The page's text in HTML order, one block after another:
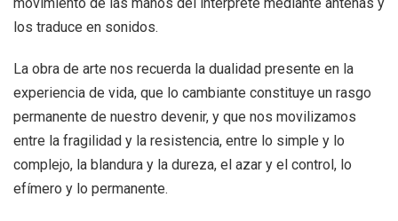
movimiento de las manos del interprete mediante antenas y
los traduce en sonidos.
La obra de arte nos recuerda la dualidad presente en la
experiencia de vida, que lo cambiante constituye un rasgo
permanente de nuestro devenir, y que nos movilizamos
entre la fragilidad y la resistencia, entre lo simple y lo
complejo, la blandura y la dureza, el azar y el control, lo
efímero y lo permanente.